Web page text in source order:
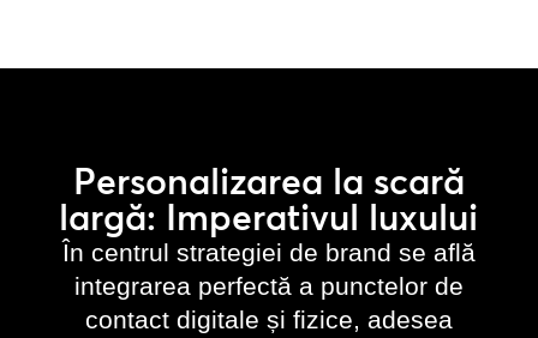
Personalizarea la scară
largă: Imperativul luxului
În centrul strategiei de brand se află
integrarea perfectă a punctelor de
contact digitale și fizice, adesea